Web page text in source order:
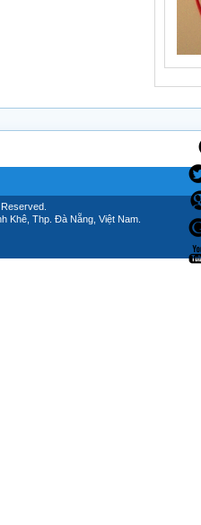
Khê, Thp. Đà Nẵng, Việt Nam.